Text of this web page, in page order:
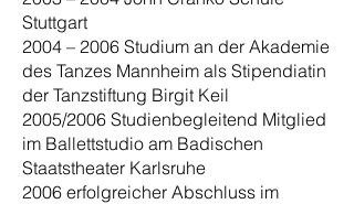
Stuttgart
2004 – 2006 Studium an der Akademie
des Tanzes Mannheim als Stipendiatin
der Tanzstiftung Birgit Keil
2005/2006 Studienbegleitend Mitglied
im Ballettstudio am Badischen
Staatstheater Karlsruhe
2006 erfolgreicher Abschluss im